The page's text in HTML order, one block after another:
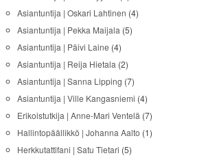
Asiantuntija | Oskari Lahtinen (4)
Asiantuntija | Pekka Maijala (5)
Asiantuntija | Päivi Laine (4)
Asiantuntija | Reija Hietala (2)
Asiantuntija | Sanna Lipping (7)
Asiantuntija | Ville Kangasniemi (4)
Erikoistutkija | Anne-Mari Ventelä (7)
Hallintopäällikkö | Johanna Aalto (1)
Herkkutattifani | Satu Tietari (5)